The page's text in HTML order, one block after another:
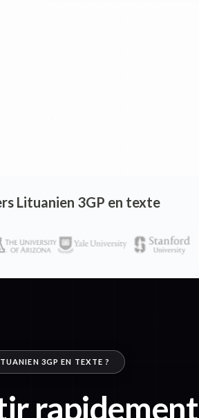
Lituanien 3GP en texte
3GP EN TEXTE ?
rapidement